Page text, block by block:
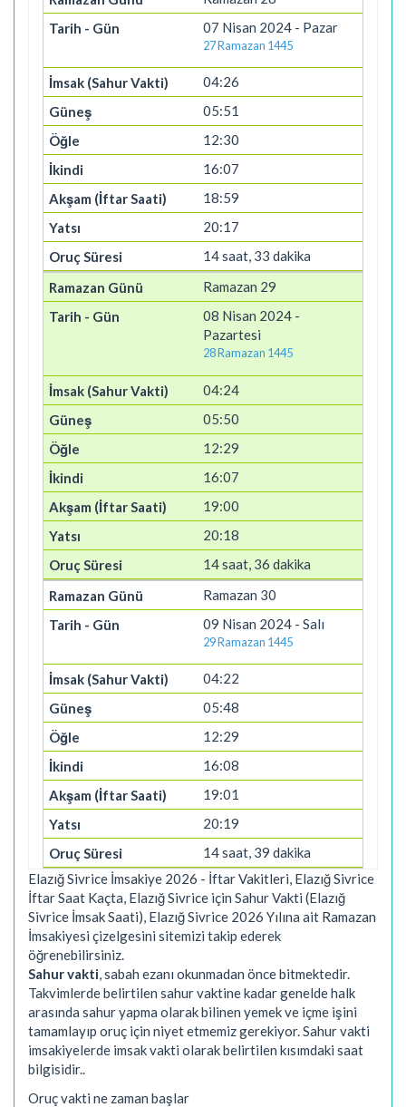
07 Nisan 2024 - Pazar
27 Ramazan 1445
04:26
05:51
12:30
16:07
18:59
20:17
14 saat, 33 dakika
Ramazan 29
08 Nisan 2024 -
Pazartesi
28 Ramazan 1445
04:24
05:50
12:29
16:07
19:00
20:18
14 saat, 36 dakika
Ramazan 30
09 Nisan 2024 - Salı
29 Ramazan 1445
04:22
05:48
12:29
16:08
19:01
20:19
14 saat, 39 dakika
Elazığ Sivrice İmsakiye 2026 - İftar Vakitleri, Elazığ Sivrice
İftar Saat Kaçta, Elazığ Sivrice için Sahur Vakti (Elazığ
Sivrice İmsak Saati), Elazığ Sivrice 2026 Yılına ait Ramazan
İmsakiyesi çizelgesini sitemizi takip ederek
öğrenebilirsiniz.
Sahur vakti, sabah ezanı okunmadan önce bitmektedir.
Takvimlerde belirtilen sahur vaktine kadar genelde halk
arasında sahur yapma olarak bilinen yemek ve içme işini
tamamlayıp oruç için niyet etmemiz gerekiyor. Sahur vakti
imsakiyelerde imsak vakti olarak belirtilen kısımdaki saat
bilgisidir..
Oruç vakti ne zaman başlar